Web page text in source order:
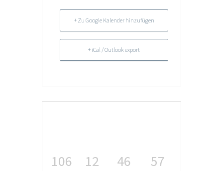
+ Zu Google Kalender hinzufügen
+ iCal / Outlook export
106 12 46 57